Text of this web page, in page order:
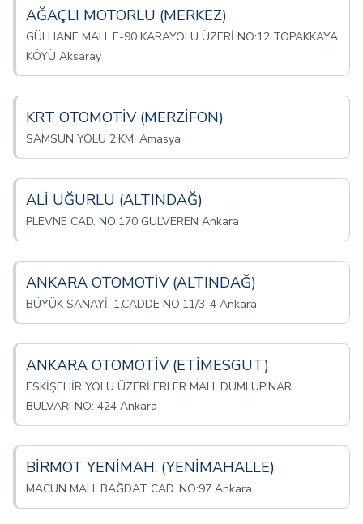
AĞAÇLI MOTORLU (MERKEZ)
GÜLHANE MAH. E-90 KARAYOLU ÜZERİ NO:12 TOPAKKAYA
KÖYÜ Aksaray
KRT OTOMOTİV (MERZİFON)
SAMSUN YOLU 2.KM. Amasya
ALİ UĞURLU (ALTINDAĞ)
PLEVNE CAD. NO:170 GÜLVEREN Ankara
ANKARA OTOMOTİV (ALTINDAĞ)
BÜYÜK SANAYİ, 1.CADDE NO:11/3-4 Ankara
ANKARA OTOMOTİV (ETİMESGUT)
ESKİŞEHİR YOLU ÜZERİ ERLER MAH. DUMLUPINAR
BULVARI NO: 424 Ankara
BİRMOT YENİMAH. (YENİMAHALLE)
MACUN MAH. BAĞDAT CAD. NO:97 Ankara